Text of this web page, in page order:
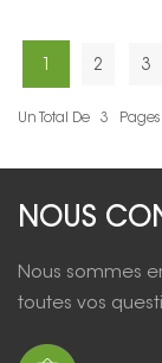
d'entrée
villa.
1 2 3
Un Total De 3 Pages
NOUS
Nous sommes
toutes vos